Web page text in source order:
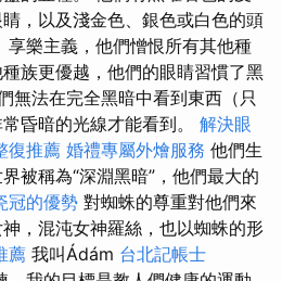
，以及淺金色、銀色或白色的頭
享樂主義，他們憎恨所有其他種
族更優越，他們的眼睛習慣了黑
無法在完全黑暗中看到東西（只
昏暗的光線才能看到。 解決眼
復推薦 婚禮專屬外燴服務 他們生
被稱為“深淵黑暗”，他們最大的
冠的優勢 對蜘蛛的尊重對他們來
，混沌女神羅絲，也以蜘蛛的形
薦 我叫Ádám 台北記帳士